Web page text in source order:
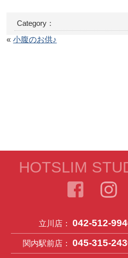
Category：
«小腹のお供♪
HOTSLIM
立川店： 042-512-
関内駅前店：
045-315-